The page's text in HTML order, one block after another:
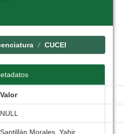
CUCEI
Valor
NULL
Santillán Morales, Yahir